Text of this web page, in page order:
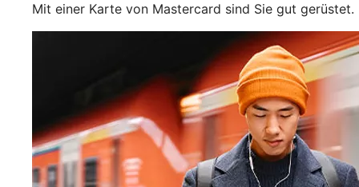
Mit einer Karte von Mastercard sind Sie gut gerüstet.